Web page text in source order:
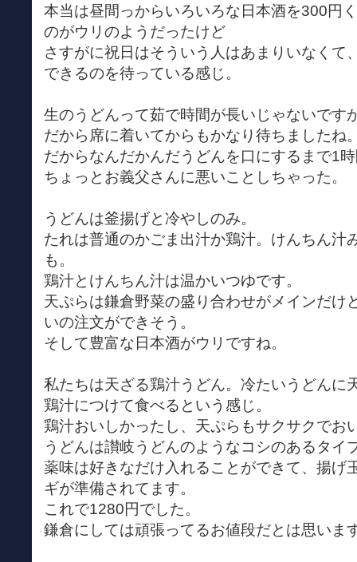
本当は昼間っからいろいろな日本酒を300円
のがウリのようだったけど
さすがに祝日はそういう人はあまりいなくて
できるのを待っている感じ。
生のうどんって茹で時間が長いじゃないです
だから席に着いてからもかなり待ちましたね
だからなんだかんだうどんを口にするまで1
ちょっとお義父さんに悪いことしちゃった。
うどんは釜揚げと冷やしのみ。
たれは普通のかごま出汁か鶏汁。けんちん汁
も。
鶏汁とけんちん汁は温かいつゆです。
天ぷらは鎌倉野菜の盛り合わせがメインだけ
いの注文ができそう。
そして豊富な日本酒がウリですね。
私たちは天ざる鶏汁うどん。冷たいうどんに
鶏汁につけて食べるという感じ。
鶏汁おいしかったし、天ぷらもサクサクでお
うどんは讃岐うどんのようなコシのあるタイ
薬味は好きなだけ入れることができて、揚げ
ギが準備されてます。
これで1280円でした。
鎌倉にしては頑張ってるお値段だとは思いま